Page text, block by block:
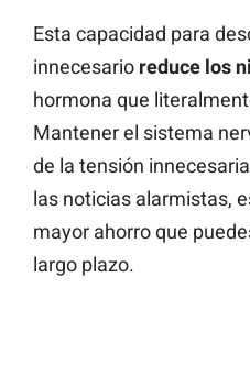
Esta capacidad para
innecesario reduce los
hormona que
Mantener el sistema
de la tensión
las noticias alarmistas,
mayor ahorro que
largo plazo.